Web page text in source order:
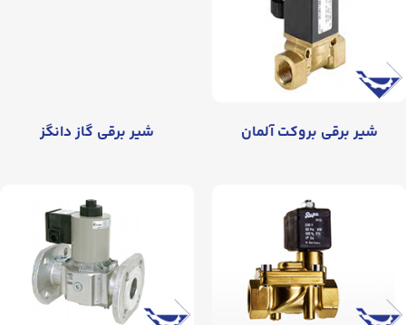
شیر برقی بروکت آلمان شیر برقی گاز دانگز